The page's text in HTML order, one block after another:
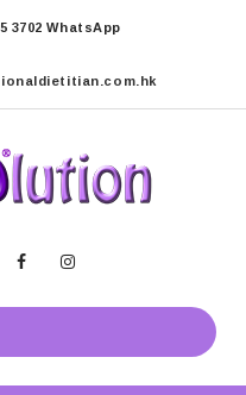
3702 WhatsApp